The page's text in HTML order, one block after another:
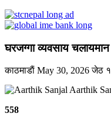
घरजग्गा व्यवसाय
काठमाडाैं May 30, 2026जेठ
Aarthik
558